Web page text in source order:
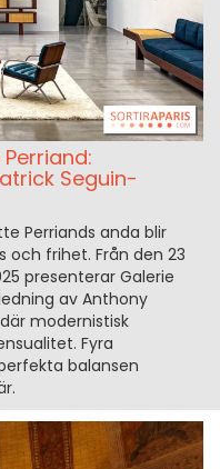
Seguin-
Perriands anda blir
frihet. Från den 23
presenterar Galerie
av Anthony
modernistisk
Fyra
balansen